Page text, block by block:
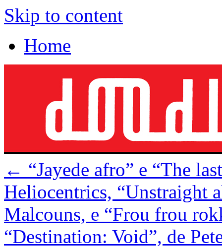
Skip to content
Home
← “Jayede afro” e “The
Heliocentrics, “Unstraight
Malcouns, e “Frou frou
“Destination: Void”, de